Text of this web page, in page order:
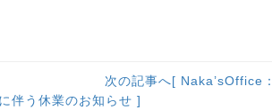
次の記事へ[ Naka’sOffice
伴う休業のお知らせ ]